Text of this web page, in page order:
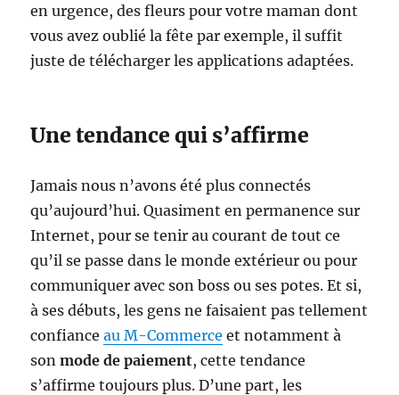
en urgence, des fleurs pour votre maman dont
vous avez oublié la fête par exemple, il suffit
juste de télécharger les applications adaptées.
Une tendance qui s’affirme
Jamais nous n’avons été plus connectés
qu’aujourd’hui. Quasiment en permanence sur
Internet, pour se tenir au courant de tout ce
qu’il se passe dans le monde extérieur ou pour
communiquer avec son boss ou ses potes. Et si,
à ses débuts, les gens ne faisaient pas tellement
confianceau M-Commerce et notamment à
sonmode de paiement, cette tendance
s’affirme toujours plus. D’une part, les